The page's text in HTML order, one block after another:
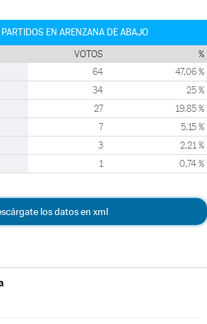
EN ARENZANA DE ABAJO
VOTOS %
64 47,06 %
34 25 %
27 19,85 %
7 5,15 %
3 2,21 %
1 0,74 %
los datos en xml